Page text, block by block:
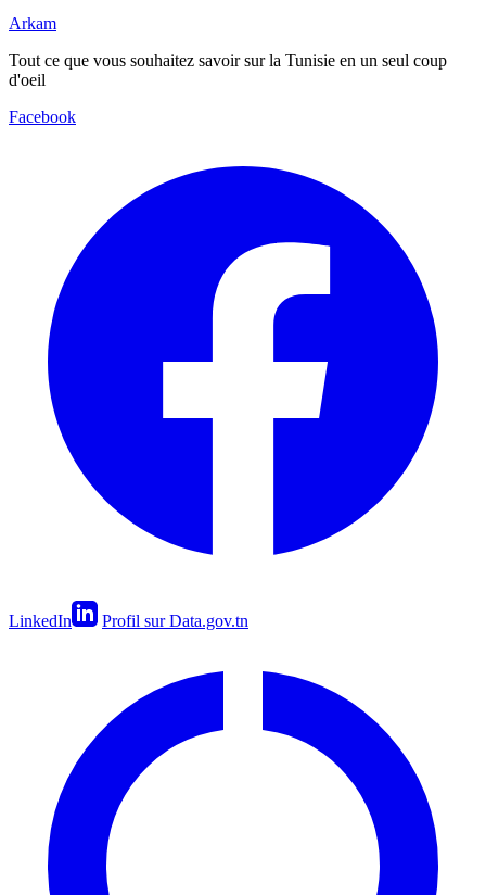
Arkam
Tout ce que vous souhaitez savoir sur la Tunisie en un seul coup
d'oeil
Facebook
LinkedIn Profil sur Data.gov.tn